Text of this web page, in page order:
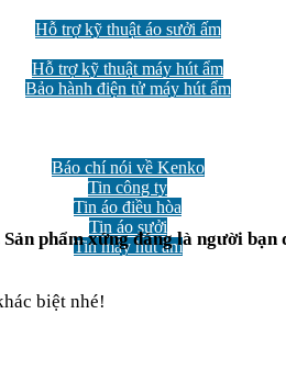
Hỗ trợ kỹ thuật áo sưởi ấm
Hỗ trợ kỹ thuật máy hút ẩm
Bảo hành điện tử máy hút ẩm
Báo chí nói về Kenko
Tin công ty
Tin áo điều hòa
Tin áo sưởi
Tin máy hút ẩm
phẩm xứng đáng là người
biệt nhé!